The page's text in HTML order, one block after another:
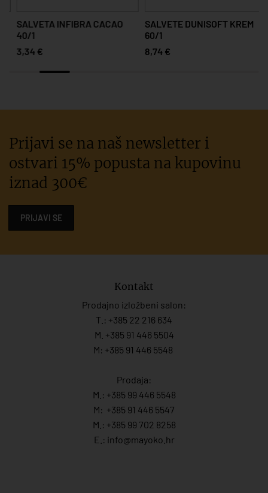
SALVETA INFIBRA CACAO
40/1
3,34 €
SALVETE DUNISOFT KREM
60/1
8,74 €
Prijavi se na naš newsletter i
ostvari 15% popusta na kupovinu
iznad 300€
PRIJAVI SE
Kontakt
Prodajno izložbeni salon:
T.: +385 22 216 634
M. +385 91 446 5504
M: +385 91 446 5548
Prodaja:
M.: +385 99 446 5548
M: +385 91 446 5547
M.: +385 99 702 8258
E.: info@mayoko. hr